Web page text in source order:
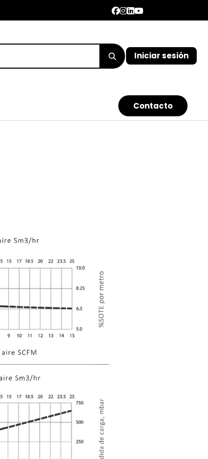
Iniciar sesión
Con​​​​​​tacto